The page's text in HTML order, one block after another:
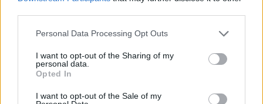
Personal Data Processing Opt Outs
I want to opt-out of the Sharing of my
personal data.
Opted In
I want to opt-out of the Sale of my
Пекин е обявен за Световна столица
на архитектурата за 2029 г.
06.08.2026 / 17:30